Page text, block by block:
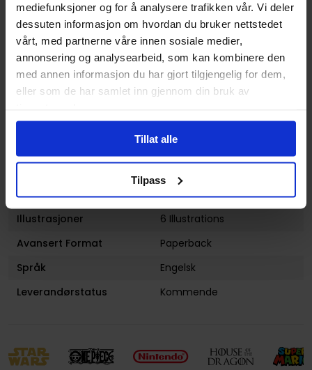
mediefunksjoner og for å analysere trafikken vår. Vi deler
dessuten informasjon om hvordan du bruker nettstedet
vårt, med partnerne våre innen sosiale medier,
annonsering og analysearbeid, som kan kombinere den
med annen informasjon du har gjort tilgjengelig for dem,
eller som de har samlet inn gjennom din bruk av
Tillat alle
Tilpass
Forfattere
Greg PakogRaffaele Ienco
Sjanger
Science-Fiction
Illustratør
Raffaele Ienco
Antall Sider
136
Aldersgruppe
Voksen
Illustrasjoner
6 Illustrations
Avansert Format
Paperback
Språk
Engelsk
Leverandørstatus
Kommende